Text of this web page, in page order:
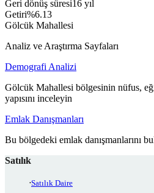
Geri dönüş süresi16 yıl
Getiri%6.13
Gölcük Mahallesi
Analiz ve Araştırma Sayfaları
Demografi Analizi
Gölcük Mahallesi bölgesinin nüfus,
yapısını inceleyin
Emlak Danışmanları
Bu bölgedeki emlak danışmanlarını
Satılık
Satılık Daire